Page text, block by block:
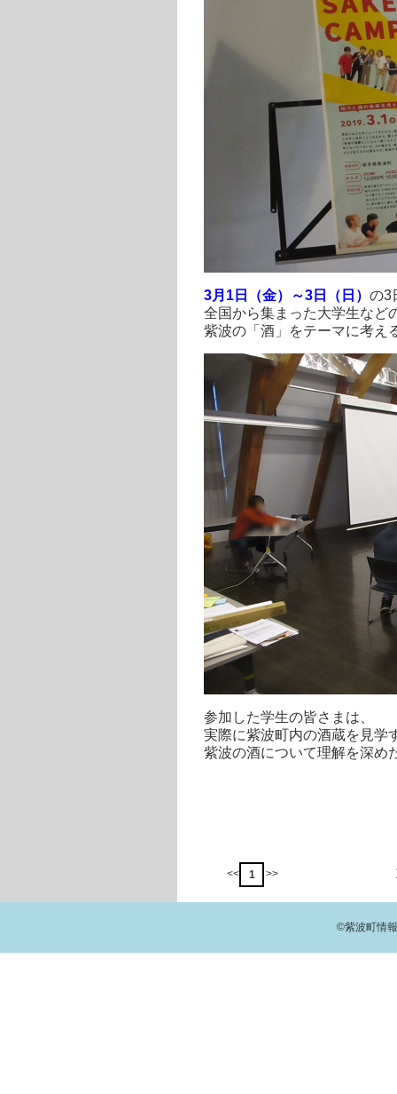
3月1日（金）～3日（日） の3
全国から集まった大学生など
紫波の「酒」をテーマに考え
参加した学生の皆さまは、
実際に紫波町内の酒蔵を見学
紫波の酒について理解を深め
<< 1 >>
©紫波町情